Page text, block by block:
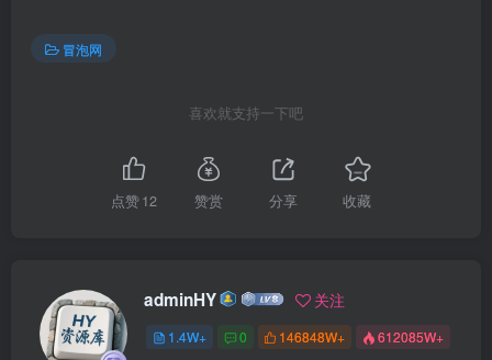
冒泡网
喜欢就支持一下吧
点赞12 赞赏 分享 收藏
adminHY 关注
1.4W+ 0 146848W+ 612085W+